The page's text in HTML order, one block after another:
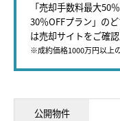
「売却手数料最大50
30％OFFプラン」の
は売却サイトをご確認
※成約価格1000万円以上
公開物件